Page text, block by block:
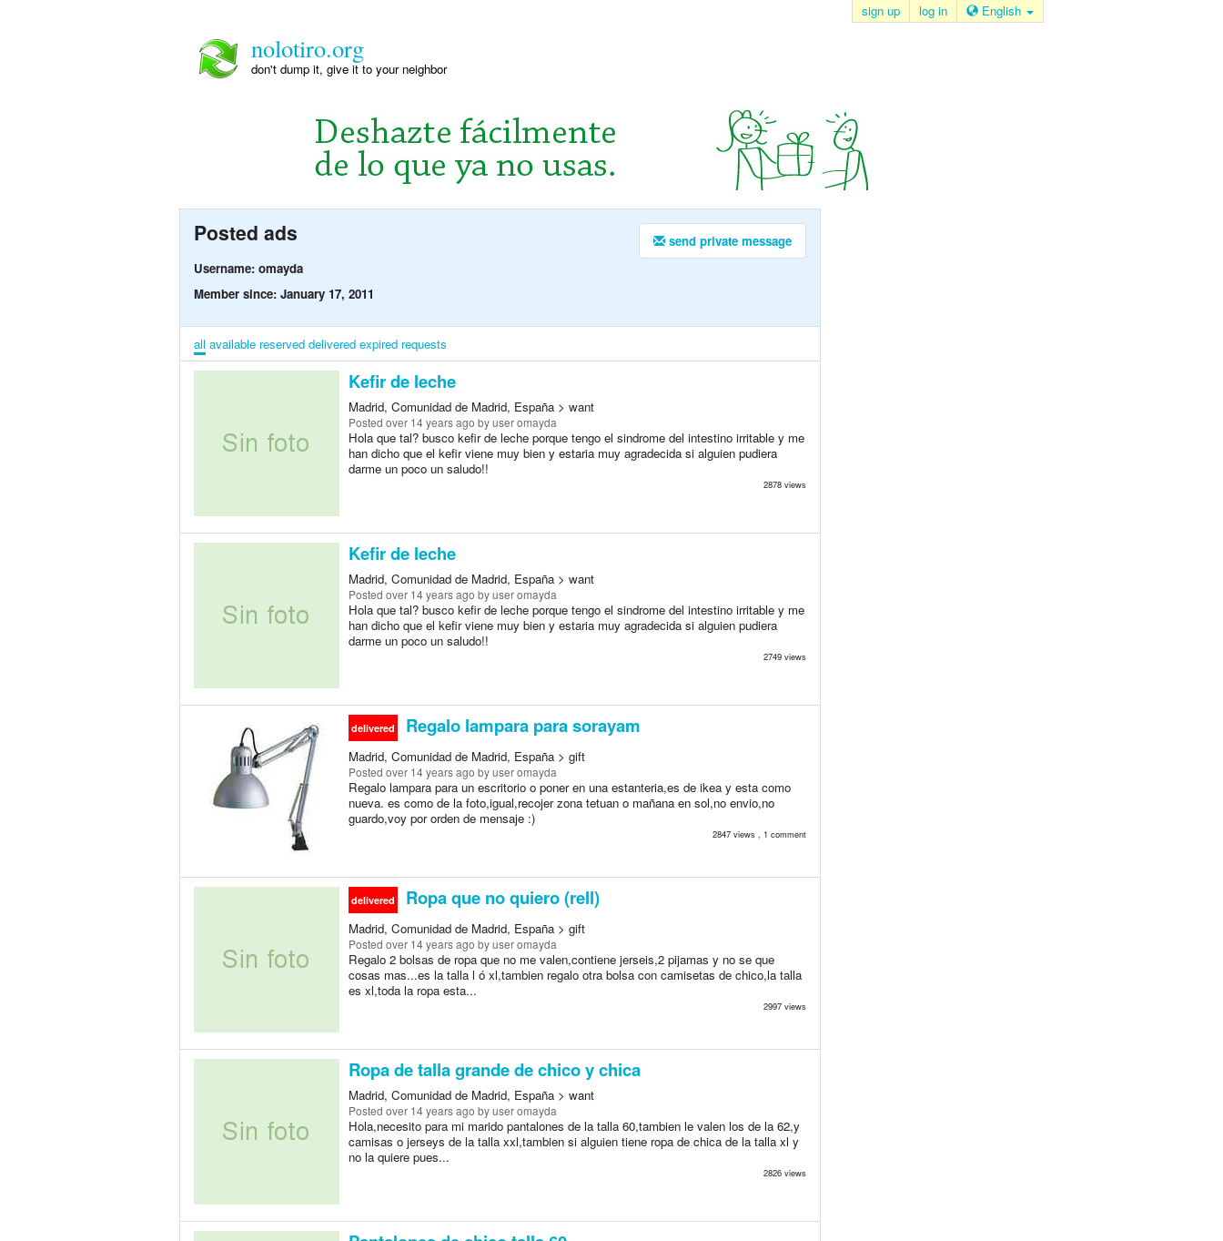
sign up log in English
nolotiro.org
don't dump it, give it to your neighbor
send private message
Posted ads
Username: omayda
Member since: January 17, 2011
all available reserved delivered expired requests
Kefir de leche
Madrid, Comunidad de Madrid, España > want
Posted over 14 years ago by user omayda
Hola que tal? busco kefir de leche porque tengo el sindrome del intestino irritable y me
han dicho que el kefir viene muy bien y estaria muy agradecida si alguien pudiera
darme un poco un saludo!!
2878 views
Kefir de leche
Madrid, Comunidad de Madrid, España > want
Posted over 14 years ago by user omayda
Hola que tal? busco kefir de leche porque tengo el sindrome del intestino irritable y me
han dicho que el kefir viene muy bien y estaria muy agradecida si alguien pudiera
darme un poco un saludo!!
2749 views
delivered Regalo lampara para sorayam
Madrid, Comunidad de Madrid, España > gift
Posted over 14 years ago by user omayda
Regalo lampara para un escritorio o poner en una estanteria,es de ikea y esta como
nueva. es como de la foto,igual,recojer zona tetuan o mañana en sol,no envio,no
guardo,voy por orden de mensaje :)
2847 views , 1 comment
delivered Ropa que no quiero (rell)
Madrid, Comunidad de Madrid, España > gift
Posted over 14 years ago by user omayda
Regalo 2 bolsas de ropa que no me valen,contiene jerseis,2 pijamas y no se que
cosas mas...es la talla l ó xl,tambien regalo otra bolsa con camisetas de chico,la talla
es xl,toda la ropa esta...
2997 views
Ropa de talla grande de chico y chica
Madrid, Comunidad de Madrid, España > want
Posted over 14 years ago by user omayda
Hola,necesito para mi marido pantalones de la talla 60,tambien le valen los de la 62,y
camisas o jerseys de la talla xxl,tambien si alguien tiene ropa de chica de la talla xl y
no la quiere pues...
2826 views